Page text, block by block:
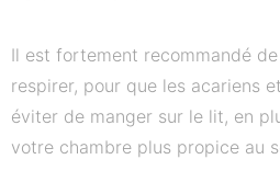
Il est fortement recommandé
respirer, pour que les acariens
éviter de manger sur le lit, en
votre chambre plus propice au